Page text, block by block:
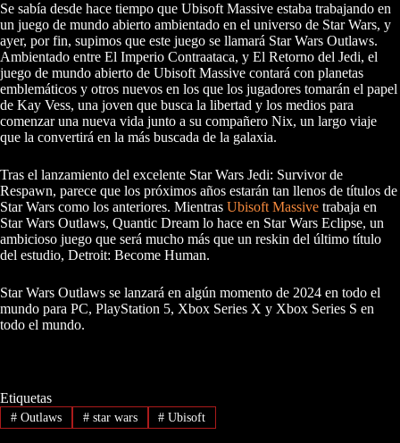
Se sabía desde hace tiempo que Ubisoft Massive estaba trabajando en
un juego de mundo abierto ambientado en el universo de Star Wars, y
ayer, por fin, supimos que este juego se llamará Star Wars Outlaws.
Ambientado entre El Imperio Contraataca, y El Retorno del Jedi, el
juego de mundo abierto de Ubisoft Massive contará con planetas
emblemáticos y otros nuevos en los que los jugadores tomarán el papel
de Kay Vess, una joven que busca la libertad y los medios para
comenzar una nueva vida junto a su compañero Nix, un largo viaje
que la convertirá en la más buscada de la galaxia.
Tras el lanzamiento del excelente Star Wars Jedi: Survivor de
Respawn, parece que los próximos años estarán tan llenos de títulos de
Star Wars como los anteriores. Mientras Ubisoft Massive trabaja en
Star Wars Outlaws, Quantic Dream lo hace en Star Wars Eclipse, un
ambicioso juego que será mucho más que un reskin del último título
del estudio, Detroit: Become Human.
Star Wars Outlaws se lanzará en algún momento de 2024 en todo el
mundo para PC, PlayStation 5, Xbox Series X y Xbox Series S en
todo el mundo.
Etiquetas
#Outlaws #star wars # Ubisoft